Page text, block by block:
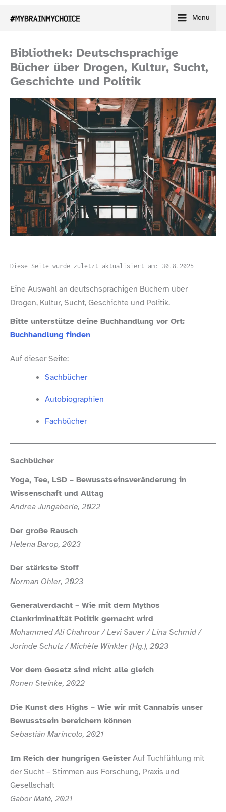
Inhalt
Menü
Bibliothek: Deutschsprachige
Bücher über Drogen, Kultur, Sucht,
Geschichte und Politik
Diese Seite wurde zuletzt aktualisiert am: 30.8.2025
Eine Auswahl an deutschsprachigen Büchern über
Drogen, Kultur, Sucht, Geschichte und Politik.
Bitte unterstütze deine Buchhandlung vor Ort:
Buchhandlung finden
Auf dieser Seite:
Sachbücher
Autobiographien
Fachbücher
Sachbücher
Yoga, Tee, LSD – Bewusstseinsveränderung in
Wissenschaft und Alltag
Andrea Jungaberle, 2022
Der große Rausch
Helena Barop, 2023
Der stärkste Stoff
Norman Ohler, 2023
Generalverdacht – Wie mit dem Mythos
Clankriminalität Politik gemacht wird
Mohammed Ali Chahrour /​ Levi Sauer /​ Lina Schmid /​
Jorinde Schulz /​ Michèle Winkler (Hg.), 2023
Vor dem Gesetz sind nicht alle gleich
Ronen Steinke, 2022
Die Kunst des Highs – Wie wir mit Cannabis unser
Bewusstsein bereichern können
Sebastián Marincolo, 2021
Im Reich der hungrigen GeisterAuf Tuchfühlung mit
der Sucht – Stimmen aus Forschung, Praxis und
Gesellschaft
Gabor Maté, 2021